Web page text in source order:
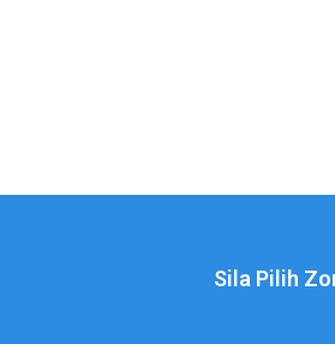
Sila Pilih